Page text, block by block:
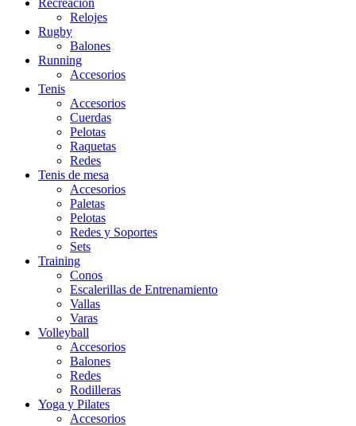
Relojes
Rugby
Balones
Running
Accesorios
Tenis
Accesorios
Cuerdas
Pelotas
Raquetas
Redes
Tenis de mesa
Accesorios
Paletas
Pelotas
Redes y Soportes
Sets
Training
Conos
Escalerillas de Entrenamiento
Vallas
Varas
Volleyball
Accesorios
Balones
Redes
Rodilleras
Yoga y Pilates
Accesorios